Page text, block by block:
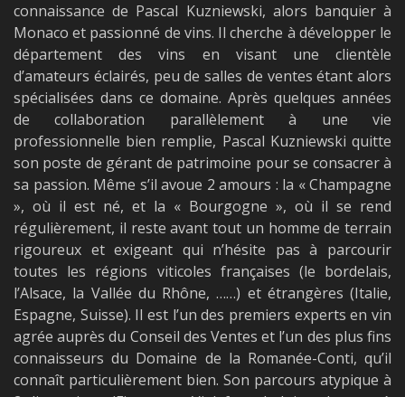
connaissance de Pascal Kuzniewski, alors banquier à
Monaco et passionné de vins. Il cherche à développer le
département des vins en visant une clientèle
d’amateurs éclairés, peu de salles de ventes étant alors
spécialisées dans ce domaine. Après quelques années
de collaboration parallèlement à une vie
professionnelle bien remplie, Pascal Kuzniewski quitte
son poste de gérant de patrimoine pour se consacrer à
sa passion. Même s’il avoue 2 amours : la « Champagne
», où il est né, et la « Bourgogne », où il se rend
régulièrement, il reste avant tout un homme de terrain
rigoureux et exigeant qui n’hésite pas à parcourir
toutes les régions viticoles françaises (le bordelais,
l’Alsace, la Vallée du Rhône, ……) et étrangères (Italie,
Espagne, Suisse). Il est l’un des premiers experts en vin
agrée auprès du Conseil des Ventes et l’un des plus fins
connaisseurs du Domaine de la Romanée-Conti, qu’il
connaît particulièrement bien. Son parcours atypique à